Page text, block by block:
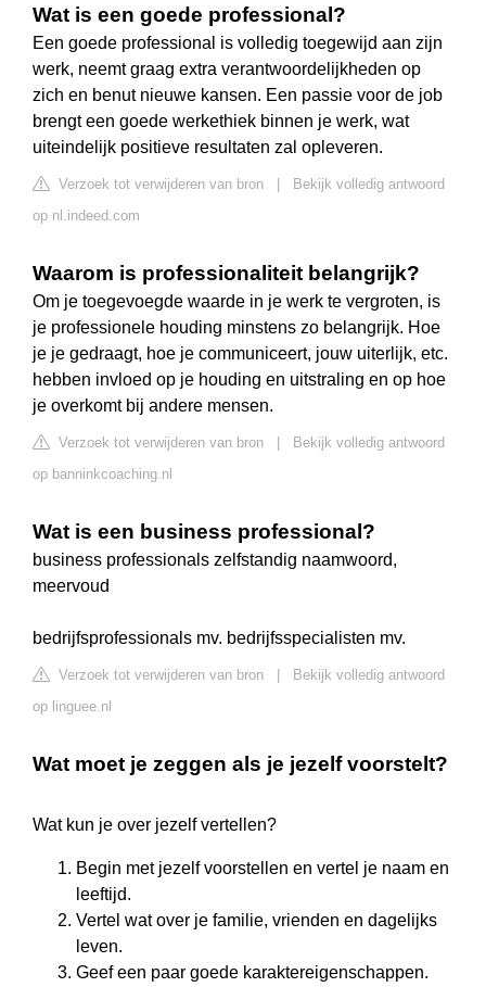
Wat is een goede professional?
Een goede professional is volledig toegewijd aan zijn
werk, neemt graag extra verantwoordelijkheden op
zich en benut nieuwe kansen. Een passie voor de job
brengt een goede werkethiek binnen je werk, wat
uiteindelijk positieve resultaten zal opleveren.
Verzoek tot verwijderen van bron
Bekijk volledig antwoord
op nl.indeed.com
Waarom is professionaliteit belangrijk?
Om je toegevoegde waarde in je werk te vergroten, is
je professionele houding minstens zo belangrijk. Hoe
je je gedraagt, hoe je communiceert, jouw uiterlijk, etc.
hebben invloed op je houding en uitstraling en op hoe
je overkomt bij andere mensen.
Verzoek tot verwijderen van bron
Bekijk volledig antwoord
op banninkcoaching.nl
Wat is een business professional?
business professionals zelfstandig naamwoord,
meervoud
bedrijfsprofessionals mv. bedrijfsspecialisten mv.
Verzoek tot verwijderen van bron
Bekijk volledig antwoord
op linguee.nl
Wat moet je zeggen als je jezelf voorstelt?
Wat kun je over jezelf vertellen?
Begin met jezelf voorstellen en vertel je naam en
leeftijd.
Vertel wat over je familie, vrienden en dagelijks
leven.
Geef een paar goede karaktereigenschappen.